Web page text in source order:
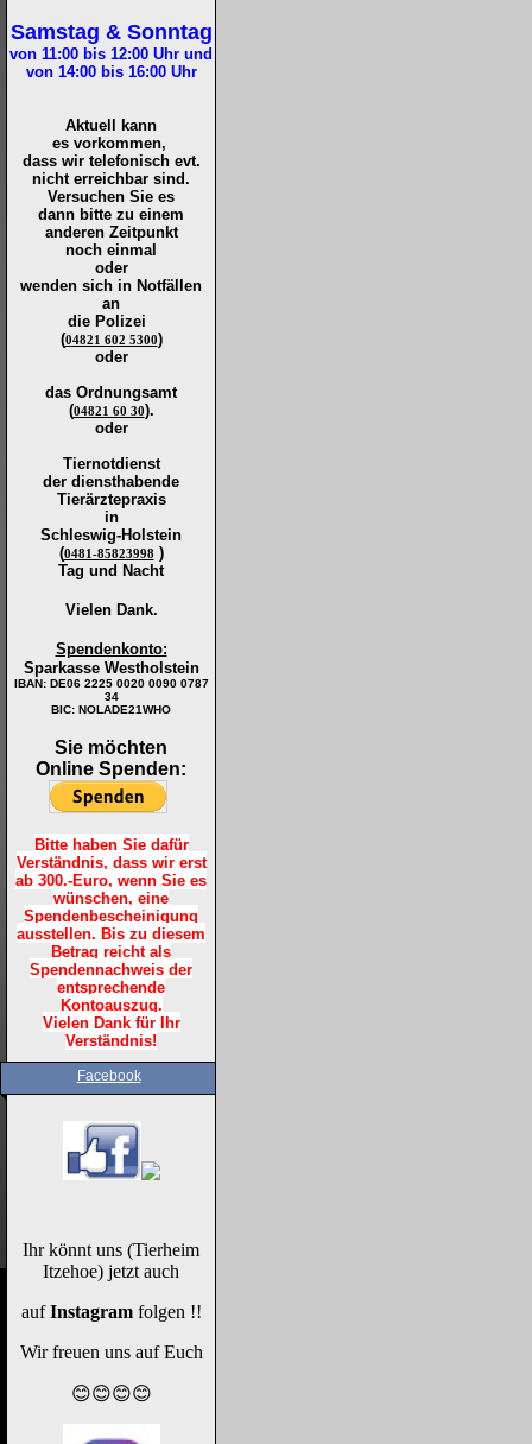
Samstag & Sonntag
von 11:00 bis 12:00 Uhr und
von 14:00 bis 16:00Uhr
Aktuell kann
es vorkommen,
dass wir telefonisch evt.
nicht erreichbar sind.
Versuchen Sie es
dann bitte zu einem
anderen Zeitpunkt
noch einmal
oder
wenden sich in Notfällen
an
die Polizei
(04821 602 5300)
oder
das Ordnungsamt
(04821 60 30).
oder
Tiernotdienst
der diensthabende
Tierärztepraxis
in
Schleswig-Holstein
(0481-85823998 )
Tag und Nacht
Vielen Dank.
Spendenkonto:
Sparkasse Westholstein
IBAN: DE06 2225 0020 0090 0787
34
BIC: NOLADE21WHO
Sie möchten
Online Spenden:
Bitte haben Sie dafür
Verständnis, dass wir erst
ab 300.-Euro, wenn Sie es
wünschen, eine
Spendenbescheinigung
ausstellen. Bis zu diesem
Betrag reicht als
Spendennachweis der
entsprechende
Kontoauszug.
Vielen Dank für Ihr
Verständnis!
Facebook
Ihr könnt uns (Tierheim
Itzehoe) jetzt auch
aufInstagramfolgen !!
Wir freuen uns auf Euch
😊😊😊😊